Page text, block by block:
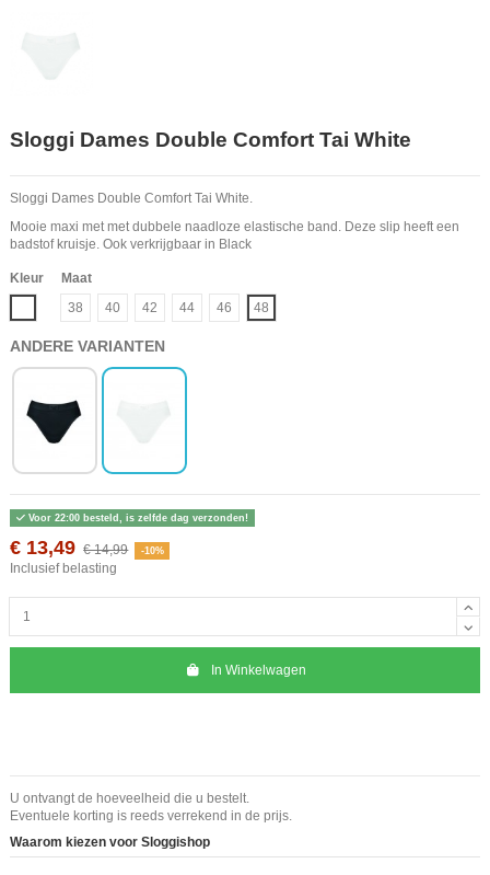
Sloggi Dames Double Comfort Tai White
Sloggi Dames Double Comfort Tai White.
Mooie maxi met met dubbele naadloze elastische band. Deze slip heeft een
badstof kruisje. Ook verkrijgbaar in Black
Kleur
Maat
38
40 42 44 46 48
ANDERE VARIANTEN
Voor 22:00 besteld, is zelfde dag verzonden!
€ 13,49 € 14,99 -10%
Inclusief belasting
In Winkelwagen
U ontvangt de hoeveelheid die u bestelt.
Eventuele korting is reeds verrekend in de prijs.
Waarom kiezen voor Sloggishop